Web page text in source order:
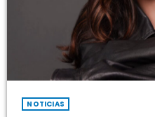
NOTICIAS